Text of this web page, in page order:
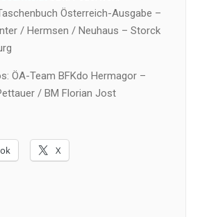
Österreich-Ausgabe –
/ Hermsen / Neuhaus – Storck
ÖA-Team BFKdo Hermagor –
/ BM Florian Jost
X